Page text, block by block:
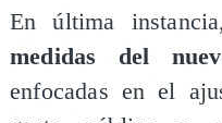
En última
medidas del
enfocadas en el